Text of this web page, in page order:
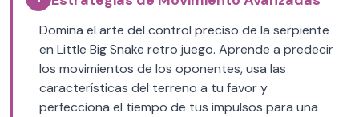
Domina el arte del control preciso de la serpiente
en Little Big Snake retro juego. Aprende a predecir
los movimientos de los oponentes, usa las
características del terreno a tu favor y
perfecciona el tiempo de tus impulsos para una